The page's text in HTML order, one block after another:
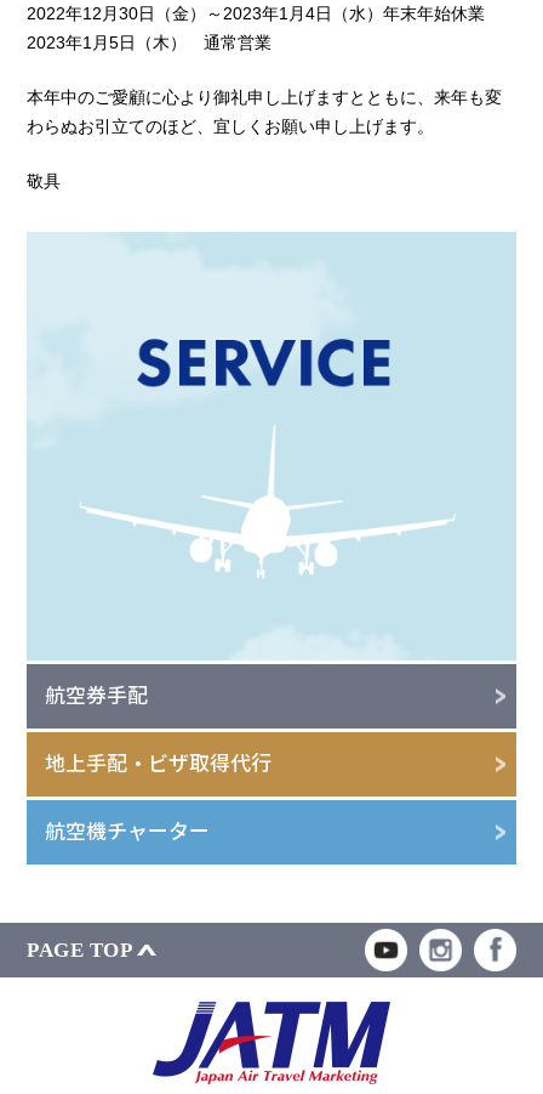
2022年12月30日（金）～2023年1月4日（水）年末年始休業
2023年1月5日（木） 通常営業
本年中のご愛顧に心より御礼申し上げますとともに、来年も変
わらぬお引立てのほど、宜しくお願い申し上げます。
敬具
航空券手配
地上手配・ビザ取得代行
航空機チャーター
PAGE TOP